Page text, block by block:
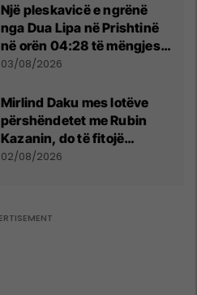
Një pleskavicë e ngrënë
nga Dua Lipa në Prishtinë
në orën 04:28 të mëngjesit
- dhe bota digjitale serbe
03/08/2026
Mirlind Daku mes lotëve
përshëndetet me Rubin
Kazanin, do të fitojë
miliona te Spartak Moska
02/08/2026